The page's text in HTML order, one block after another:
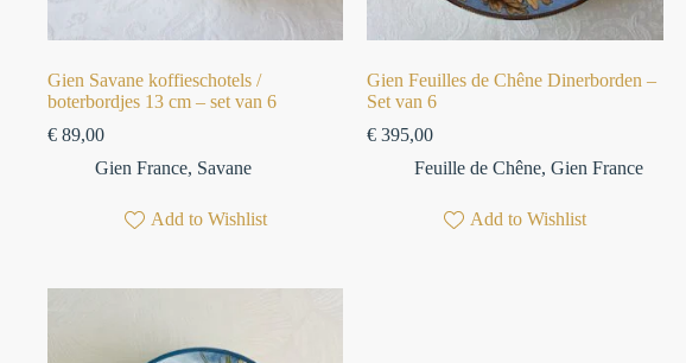
Gien Savane koffieschotels /
boterbordjes 13 cm – set van 6⁠
€ 89,00
Gien France, Savane
Add to Wishlist
Gien Feuilles de Chêne Dinerborden –
Set van 6
€ 395,00
Feuille de Chêne,Gien France
Add to Wishlist